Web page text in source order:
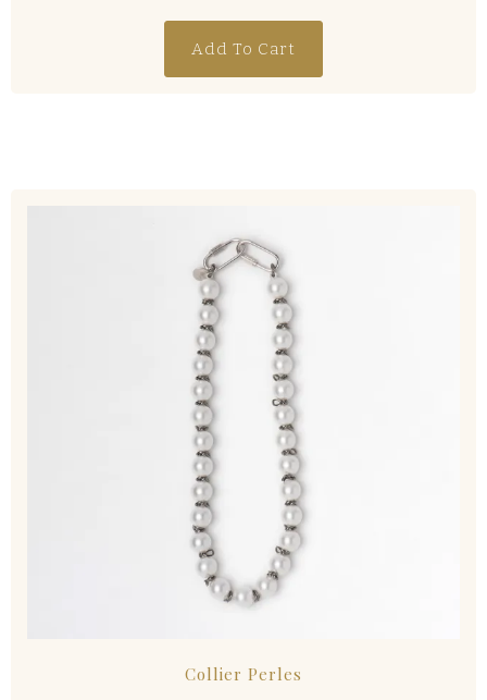
Add To Cart
Collier Perles